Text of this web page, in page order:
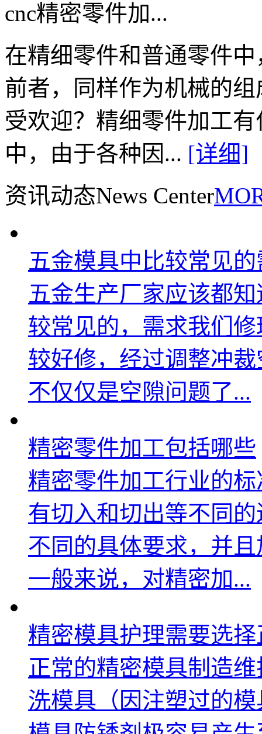
cnc精密零件加...
在精细零件和普通零件
前者，同样作为机械的
受欢迎？精细零件加工
中，由于各种因... [详细]
资讯动态News Center
五金模具中比较常见
五金生产厂家应该都
较常见的，需求我们
较好修，经过调整冲
不仅仅是空隙问题了...
精密零件加工包括哪些
精密零件加工行业的
有切入和切出等不同
不同的具体要求，并
一般来说，对精密加...
精密模具护理需要选择
正常的精密模具制造
洗模具（因注塑过的